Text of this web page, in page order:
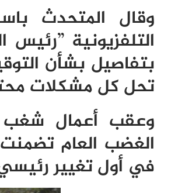
وقال المتحدث
التلفزيونية
بتفاصيل بشأن
تحل كل مشكلات
وعقب أعمال شغب
الغضب العام تضمنت
في أول تغيير